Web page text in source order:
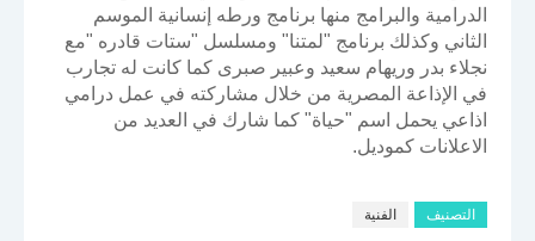
الدرامية والبرامج منها برنامج ورطه إنسانية الموسم
الثاني وكذلك برنامج "لمتنا" ومسلسل "ستات قادره "مع
نجلاء بدر وريهام سعيد وعبير صبرى كما كانت له تجارب
في الإذاعة المصرية من خلال مشاركته في عمل درامي
اذاعي يحمل اسم "حياة" كما شارك في العديد من
الاعلانات كموديل.
التصنيف الفنية